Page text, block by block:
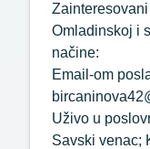
Omladinskoj i
načine:
Email-om
Uživo u
Savski venac;